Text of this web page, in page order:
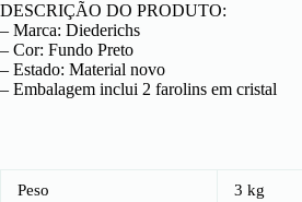
DESCRIÇÃO DO PRODUTO:
– Marca: Diederichs
– Cor: Fundo Preto
– Estado: Material novo
– Embalagem inclui 2 farolins em cristal
Peso 3 kg